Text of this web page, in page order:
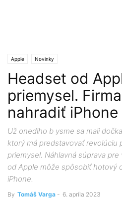
Apple Novinky
Headset od
priemysel.
nahradiť iPhone
Už onedlho b ysme sa mali
ktorý má predstavovať revolúciu
priemysel. Náhlavná súprava
od Apple môže spôsobiť hotový
iPhone.
By Tomáš Varga - 6. apríla 2023